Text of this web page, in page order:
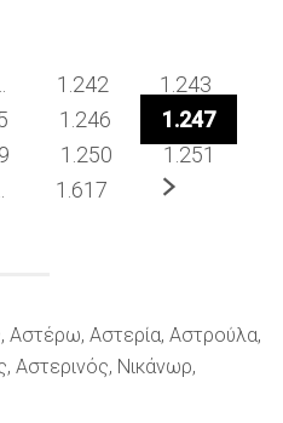
1.242
1.243
1.246
1.247
1.250
1.251
1.617 Επόμενο
Αστέρω, Αστερία, Αστρούλα,
Αστερινός, Νικάνωρ,